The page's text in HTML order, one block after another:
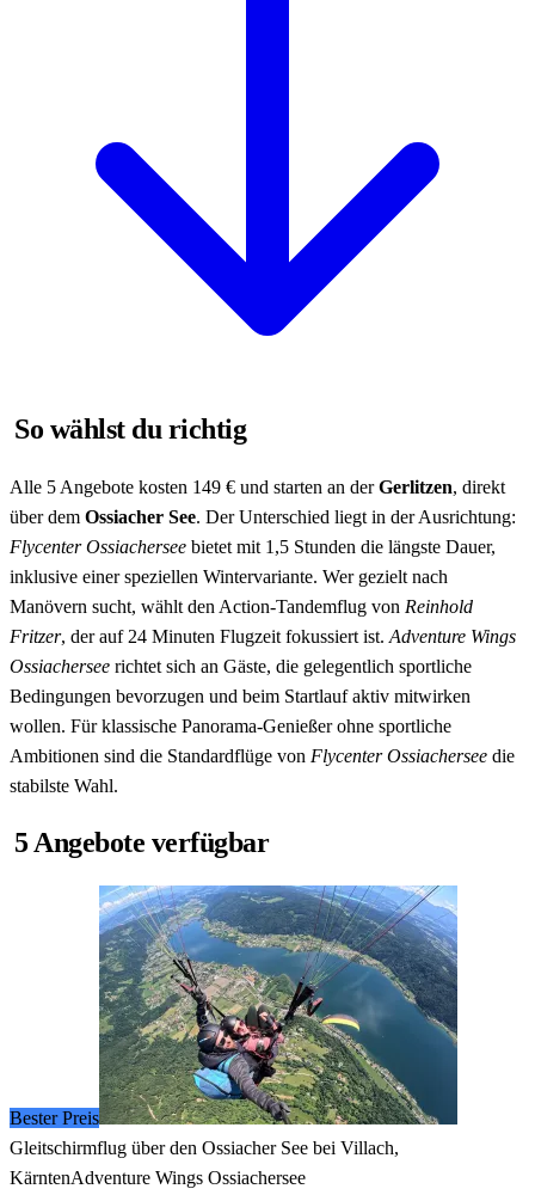
So wählst du richtig
Alle 5 Angebote kosten 149 € und starten an derGerlitzen, direkt
über dem Ossiacher See. Der Unterschied liegt in der Ausrichtung:
Flycenter Ossiachersee bietet mit 1,5 Stunden die längste Dauer,
inklusive einer speziellen Wintervariante. Wer gezielt nach
Manövern sucht, wählt den Action-Tandemflug von Reinhold
Fritzer, der auf 24 Minuten Flugzeit fokussiert ist. Adventure Wings
Ossiachersee richtet sich an Gäste, die gelegentlich sportliche
Bedingungen bevorzugen und beim Startlauf aktiv mitwirken
wollen. Für klassische Panorama-Genießer ohne sportliche
Ambitionen sind die Standardflüge von Flycenter Ossiachersee die
stabilste Wahl.
5 Angebote verfügbar
Bester Preis
Gleitschirmflug über den Ossiacher See bei Villach,
KärntenAdventure Wings Ossiachersee